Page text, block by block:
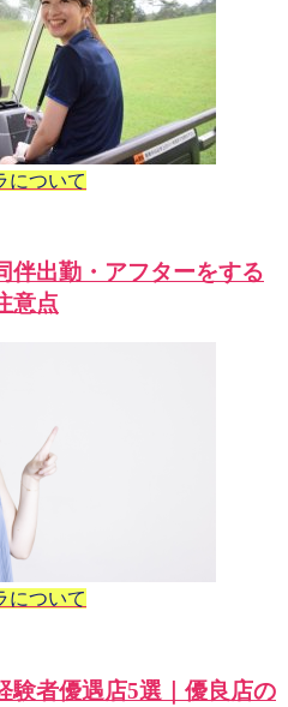
について
伴出勤・アフターをする
意点
について
験者優遇店5選｜優良店の